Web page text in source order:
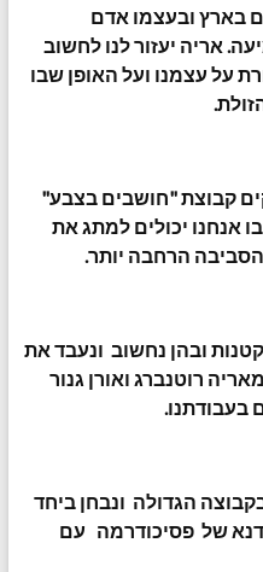
בארץ ובעצמו אדם
אריה יעזור לנו לחשוב
על עצמנו ועל האופן שבו
קבוצת "חושבים בצבע"
אנחנו יכולים למתג את
הרחבה יותר.
ובהן נחשוב ונעבד את
רוטנברג ואורן גנור
בעבודתנו.
הגדולה ונבחן ביחד
של פסיכודרמה עם